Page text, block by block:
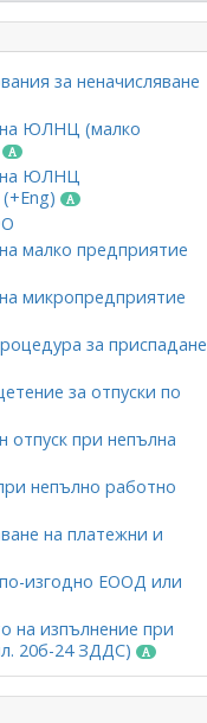
за неначисляване
ЮЛНЦ (малко
на ЮЛНЦ
малко предприятие
микропредприятие
за приспадане
за отпуски по
отпуск при непълна
непълно работно
на платежни и
изгодно ЕООД или
на изпълнение при
20б-24 ЗДДС)